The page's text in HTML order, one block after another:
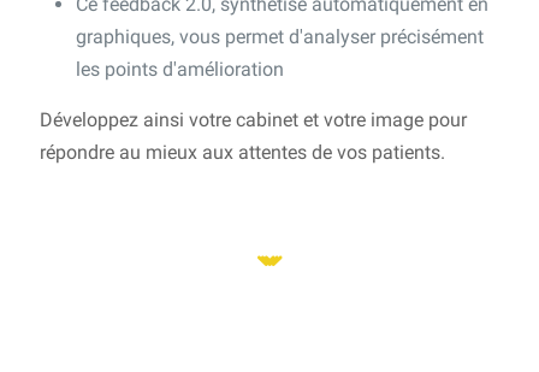
graphiques, vous permet d'analyser précisément
les points d'amélioration
Développez ainsi votre cabinet et votre image pour
répondre au mieux aux attentes de vos patients.